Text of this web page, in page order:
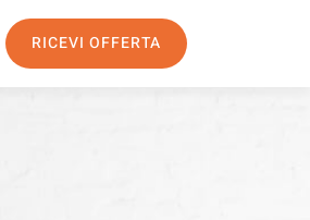
RICEVI OFFERTA